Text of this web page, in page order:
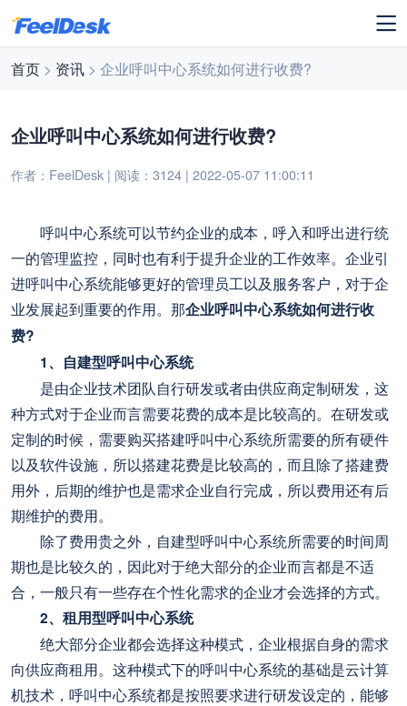
首页 > 资讯 > 企业呼叫中心系统如何进行收费?
企业呼叫中心系统如何进行收费?
作者：FeelDesk | 阅读：3124 | 2022-05-07 11:00:11
呼叫中心系统可以节约企业的成本，呼入和呼出进行统
一的管理监控，同时也有利于提升企业的工作效率。企业引
进呼叫中心系统能够更好的管理员工以及服务客户，对于企
业发展起到重要的作用。那企业呼叫中心系统如何进行收
费?
1、自建型呼叫中心系统
是由企业技术团队自行研发或者由供应商定制研发，这
种方式对于企业而言需要花费的成本是比较高的。在研发或
定制的时候，需要购买搭建呼叫中心系统所需要的所有硬件
以及软件设施，所以搭建花费是比较高的，而且除了搭建费
用外，后期的维护也是需求企业自行完成，所以费用还有后
期维护的费用。
除了费用贵之外，自建型呼叫中心系统所需要的时间周
期也是比较久的，因此对于绝大部分的企业而言都是不适
合，一般只有一些存在个性化需求的企业才会选择的方式。
2、租用型呼叫中心系统
绝大部分企业都会选择这种模式，企业根据自身的需求
向供应商租用。这种模式下的呼叫中心系统的基础是云计算
机技术，呼叫中心系统都是按照要求进行研发设定的，能够